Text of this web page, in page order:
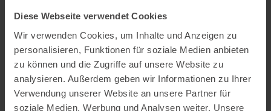
Diese Webseite verwendet Cookies
Wir verwenden Cookies, um Inhalte und Anzeigen zu
personalisieren, Funktionen für soziale Medien anbieten
zu können und die Zugriffe auf unsere Website zu
analysieren. Außerdem geben wir Informationen zu Ihrer
Verwendung unserer Website an unsere Partner für
soziale Medien, Werbung und Analysen weiter. Unsere
Größen:
M 55–59 cm
L 59–63 cm